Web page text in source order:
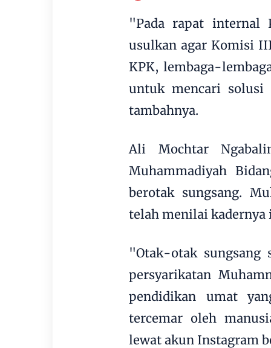
"Pada rapat internal
usulkan agar Komisi
KPK, lembaga-
untuk mencari
tambahnya.
Ali Mochtar
Muhammadiyah
berotak sungsang.
telah menilai kadernya
"Otak-otak sungsang
persyarikatan
pendidikan umat
tercemar oleh
lewat akun Instagram